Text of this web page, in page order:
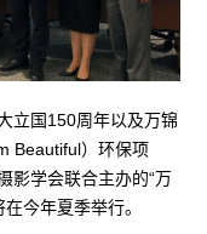
立国150周年以及万锦
Beautiful）环保项
影学会联合主办的“万
今年夏季举行。